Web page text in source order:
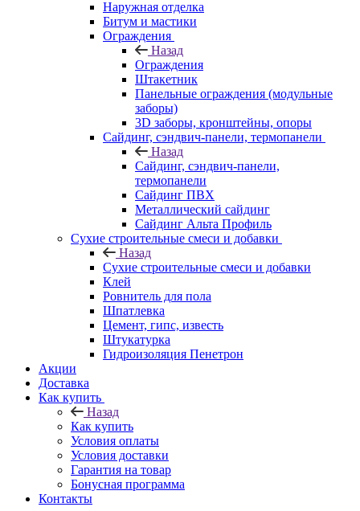
Наружная отделка
Битум и мастики
Ограждения
Назад
Ограждения
Штакетник
Панельные ограждения (модульные
заборы)
3D заборы, кронштейны, опоры
Cайдинг, сэндвич-панели, термопанели
Назад
Cайдинг, сэндвич-панели,
термопанели
Сайдинг ПВХ
Металлический сайдинг
Сайдинг Альта Профиль
Сухие строительные смеси и добавки
Назад
Сухие строительные смеси и добавки
Клей
Ровнитель для пола
Шпатлевка
Цемент, гипс, известь
Штукатурка
Гидроизоляция Пенетрон
Акции
Доставка
Как купить
Назад
Как купить
Условия оплаты
Условия доставки
Гарантия на товар
Бонусная программа
Контакты